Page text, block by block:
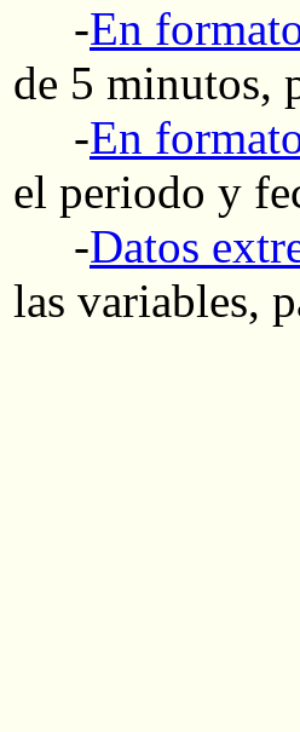
-En
de 5 minutos,
-En
el periodo y
-Datos
las variables,